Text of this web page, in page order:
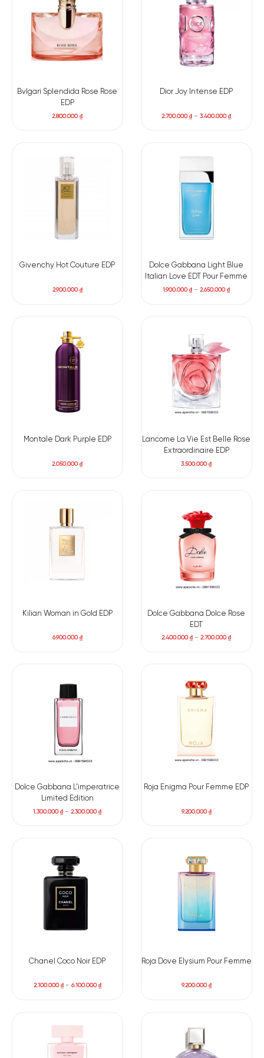
Có nên mua nước hoa nữ
Narciso Rodriguez All Of Me
Narciso Rodriguez All Of Me EDP
trở thành một biểu tượng
lừng danh và là một “must-have item” không thể thiếu trên
toàn cầu. Mỗi giot hương của
đều nói lên câu
chuyện của vẻ đẹp đa chiều và sức mạnh quyến rũ.
Bvlgari Splendida Rose Rose
EDP
2.800.000₫
Dior Joy Intense EDP
2.700.000₫ –3.400.000₫
Givenchy Hot Couture EDP
2.900.000₫
Dolce Gabbana Light Blue
Italian Love EDT Pour Femme
1.900.000₫ –2.650.000₫
Montale Dark Purple EDP
2.050.000₫
Lancome La Vie Est Belle Rose
Extraordinaire EDP
3.500.000₫
Kilian Woman in Gold EDP
6.900.000₫
Dolce Gabbana Dolce Rose
EDT
2.400.000₫ –2.700.000₫
Dolce Gabbana L’imperatrice
Limited Edition
1.300.000₫ –2.300.000₫
Roja Enigma Pour Femme EDP
9.200.000₫
Chanel Coco Noir EDP
2.100.000₫– 6.100.000₫
Roja Dove Elysium Pour Femme
9.200.000₫